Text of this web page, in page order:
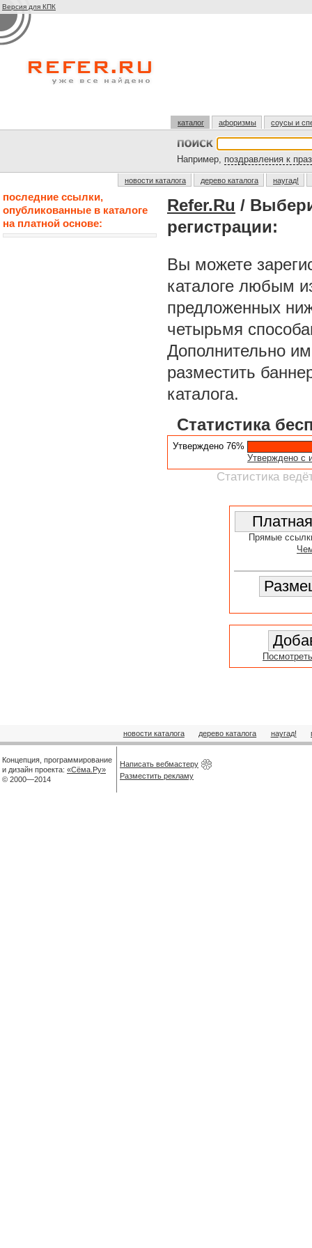
Версия для КПК
каталог афоризмы соусы и
Например, поздравления к
новости каталога дерево каталога наугад!
последние ссылки,
опубликованные в каталоге
на платной основе:
Refer.Ru /
регистрации:
Вы можете
каталоге любым
предложенных
четырьмя
Дополнительно
разместить
каталога.
Статистика
Утверждено 76%
Утверждено с
Статистика
Прямые
новости каталога дерево каталога наугад!
Концепция, программирование
и дизайн проекта: «Сёма.Ру»
© 2000—2014
Написать вебмастеру
Разместить рекламу